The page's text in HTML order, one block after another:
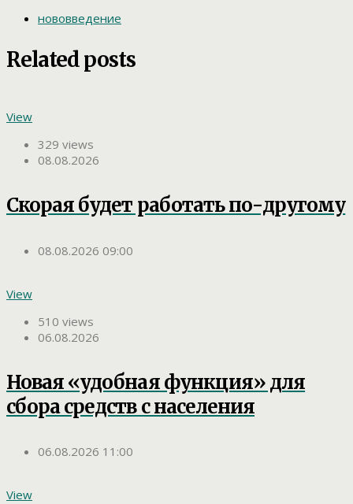
нововведение
Related posts
View
329 views
08.08.2026
Скорая будет работать по-другому
08.08.2026 09:00
View
510 views
06.08.2026
Новая «удобная функция» для
сбора средств с населения
06.08.2026 11:00
View